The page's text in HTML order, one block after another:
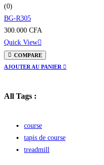
(0)
BG-R305
300.000 CFA
Quick View
COMPARE
AJOUTER AU PANIER
All Tags :
course
tapis de course
treadmill